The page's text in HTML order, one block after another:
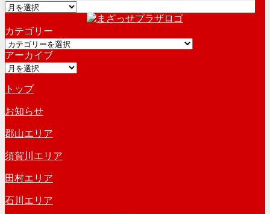
ア
カ
イ
ブ
カテゴリー
カ
テ
ゴ
ー
アーカイブ
ア
カ
イ
ブ
トップ
お知らせ
郡山エリア
須賀川エリア
田村エリア
石川エリア